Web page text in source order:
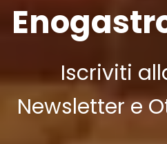
Iscriviti
Newsletter e